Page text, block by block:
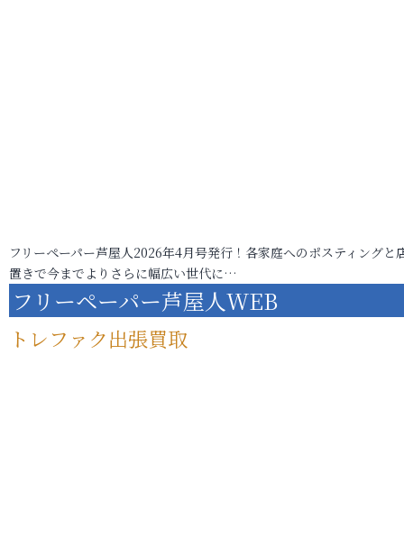
フリーペーパー芦屋人2026年4月号発行！各家庭へのポスティングと
置きで今までよりさらに幅広い世代に…
フリーペーパー芦屋人WEB
トレファク出張買取